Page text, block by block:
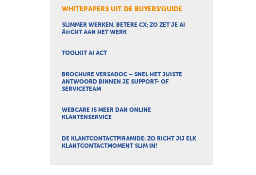
WHITEPAPERS UIT DE BUYERS'GUIDE
SLIMMER WERKEN, BETERE CX: ZO ZET JE AI
Ã©CHT AAN HET WERK
TOOLKIT AI ACT
BROCHURE VERSADOC – SNEL HET JUISTE
ANTWOORD BINNEN JE SUPPORT- OF
SERVICETEAM
WEBCARE IS MEER DAN ONLINE
KLANTENSERVICE
DE KLANTCONTACTPIRAMIDE: ZO RICHT JIJ ELK
KLANTCONTACTMOMENT SLIM IN!